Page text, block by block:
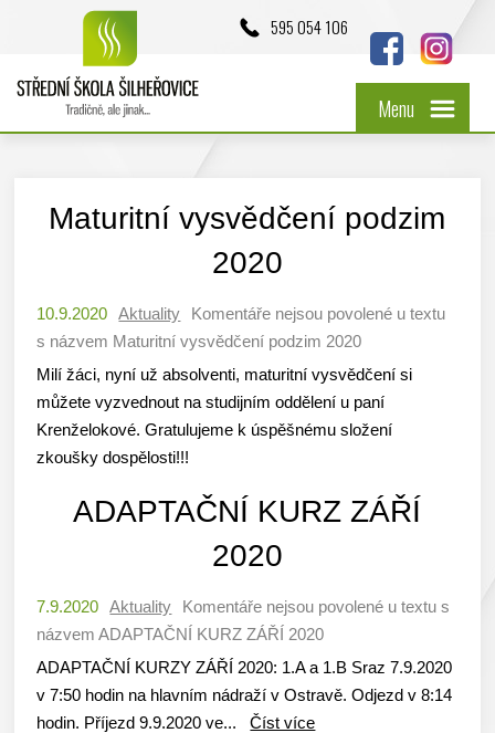
595 054 106
Menu
Maturitní vysvědčení podzim
2020
10.9.2020 Aktuality Komentáře nejsou povolené u textu
s názvem Maturitní vysvědčení podzim 2020
Milí žáci, nyní už absolventi, maturitní vysvědčení si
můžete vyzvednout na studijním oddělení u paní
Krenželokové. Gratulujeme k úspěšnému složení
zkoušky dospělosti!!!
ADAPTAČNÍ KURZ ZÁŘÍ
2020
7.9.2020 Aktuality Komentáře nejsou povolené u textu s
názvem ADAPTAČNÍ KURZ ZÁŘÍ 2020
ADAPTAČNÍ KURZY ZÁŘÍ 2020: 1.A a 1.B Sraz 7.9.2020
v 7:50 hodin na hlavním nádraží v Ostravě. Odjezd v 8:14
hodin. Příjezd 9.9.2020 ve...Číst více